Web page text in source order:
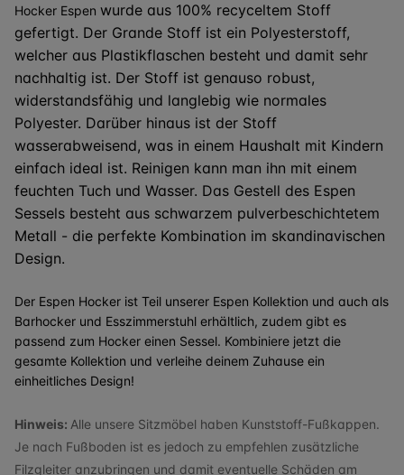
Hocker Espen wurde aus 100% recyceltem Stoff
gefertigt. Der Grande Stoff ist ein Polyesterstoff,
welcher aus Plastikflaschen besteht und damit sehr
nachhaltig ist. Der Stoff ist genauso robust,
widerstandsfähig und langlebig wie normales
Polyester. Darüber hinaus ist der Stoff
wasserabweisend, was in einem Haushalt mit Kindern
einfach ideal ist. Reinigen kann man ihn mit einem
feuchten Tuch und Wasser. Das Gestell des Espen
Sessels besteht aus schwarzem pulverbeschichtetem
Metall - die perfekte Kombination im skandinavischen
Design.
Der Espen Hocker ist Teil unserer Espen Kollektion und auch als
Barhocker und Esszimmerstuhl erhältlich, zudem gibt es
passend zum Hocker einen Sessel. Kombiniere jetzt die
gesamte Kollektion und verleihe deinem Zuhause ein
einheitliches Design!
Hinweis: Alle unsere Sitzmöbel haben Kunststoff-Fußkappen.
Je nach Fußboden ist es jedoch zu empfehlen zusätzliche
Filzgleiter anzubringen und damit eventuelle Schäden am